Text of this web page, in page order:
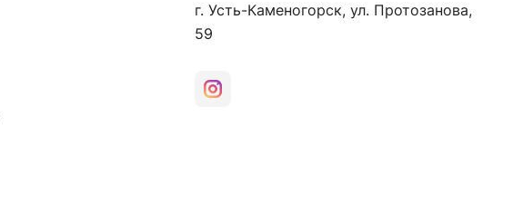
г. Усть-Каменогорск, ул. Протозанова,
59